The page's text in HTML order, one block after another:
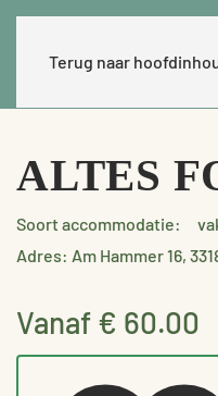
Terug naar
ALTES
Soort accommodatie:
Adres: Am Hammer 16,
Vanaf € 60.00